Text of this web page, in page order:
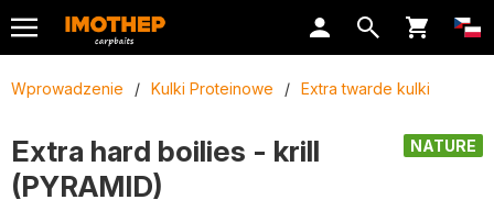
Wprowadzenie / Kulki Proteinowe / Extra twarde kulki
NATURE
Extra hard boilies - krill
(PYRAMID)